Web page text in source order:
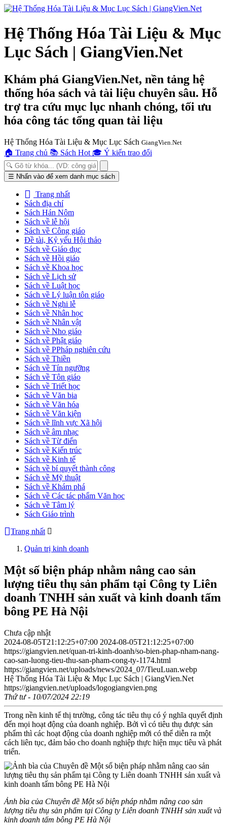
Hệ Thống Hóa Tài Liệu & Mục
Lục Sách | GiangVien.Net
Khám phá GiangVien.Net, nền tảng hệ
thống hóa sách và tài liệu chuyên sâu. Hỗ
trợ tra cứu mục lục nhanh chóng, tối ưu
hóa công tác tổng quan tài liệu
Hệ Thống Hóa Tài Liệu & Mục Lục Sách GiangVien.Net
🏠 Trang chủ 📚 Sách Hot 🎓 Ý kiến trao đổi
Toggle
navigation
☰ Nhấn vào để xem danh mục sách
Trang nhất
Sách địa chí
Sách Hán Nôm
Sách về lễ hội
Sách về Công giáo
Đề tài, Kỷ yếu Hội thảo
Sách về Giáo dục
Sách về Hồi giáo
Sách về Khoa học
Sách về Lịch sử
Sách về Luật học
Sách về Lý luận tôn giáo
Sách về Nghi lễ
Sách về Nhân học
Sách về Nhân vật
Sách về Nho giáo
Sách về Phật giáo
Sách về PPháp nghiên cứu
Sách về Thiền
Sách về Tín ngưỡng
Sách về Tôn giáo
Sách về Triết học
Sách về Văn bia
Sách về Văn hóa
Sách về Văn kiện
Sách về lĩnh vực Xã hội
Sách về âm nhạc
Sách về Từ điển
Sách về Kiến trúc
Sách về Kinh tế
Sách về bí quyết thành công
Sách về Mỹ thuật
Sách về Khám phá
Sách về Các tác phẩm Văn học
Sách về Tâm lý
Sách Giáo trình
Trang nhất
Quản trị kinh doanh
Một số biện pháp nhằm nâng cao sản
lượng tiêu thụ sản phẩm tại Công ty Liên
doanh TNHH sản xuất và kinh doanh tấm
bông PE Hà Nội
Chưa cập nhật
2024-08-05T21:12:25+07:00 2024-08-05T21:12:25+07:00
https://giangvien.net/quan-tri-kinh-doanh/so-bien-phap-nham-nang-
cao-san-luong-tieu-thu-san-pham-cong-ty-1174.html
https://giangvien.net/uploads/news/2024_07/TieuLuan.webp
Hệ Thống Hóa Tài Liệu & Mục Lục Sách | GiangVien.Net
https://giangvien.net/uploads/logogiangvien.png
Thứ tư - 10/07/2024 22:19
Trong nền kinh tế thị trường, công tác tiêu thụ có ý nghĩa quyết định
đến mọi hoạt động của doanh nghiệp. Bởi vì có tiêu thụ được sản
phẩm thì các hoạt động của doanh nghiệp mới có thể diễn ra một
cách liên tục, đảm bảo cho doanh nghiệp thực hiện mục tiêu và phát
triển.
Ảnh bìa của Chuyên đề Một số biện pháp nhằm nâng cao sản
lượng tiêu thụ sản phẩm tại Công ty Liên doanh TNHH sản xuất và
kinh doanh tấm bông PE Hà Nội